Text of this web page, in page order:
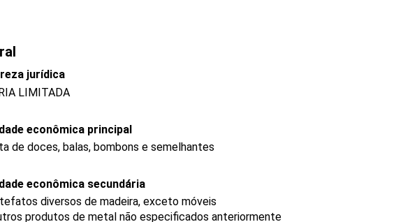
jurídica
LIMITADA
econômica principal
de doces, balas, bombons e semelhantes
econômica secundária
diversos de madeira, exceto móveis
produtos de metal não especificados anteriormente